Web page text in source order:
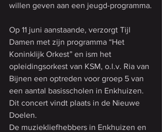
willen geven aan een jeugd-programma.
Op 11 juni aanstaande, verzorgt Tijl
Damen met zijn programma “Het
Koninklijk Orkest” en ism het
opleidingsorkest van KSM, o.l.v. Ria van
Bijnen een optreden voor groep 5 van
een aantal basisscholen in Enkhuizen.
Dit concert vindt plaats in de Nieuwe
Doelen.
De muziekliefhebbers in Enkhuizen en